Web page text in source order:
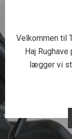
Velkommen til
Haj
lægger vi